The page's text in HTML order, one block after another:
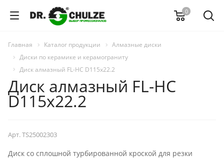
0
Главная Каталог продукции
Алмазные диски
Диски по керамике и керамограниту
Диск алмазный FL-HC D115x22.2
Диск алмазный FL-HC
D115x22.2
Арт.TS25002303
Диск со сплошной турбированной кроской для резки